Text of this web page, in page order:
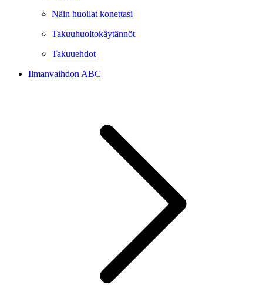
Näin huollat konettasi
Takuuhuoltokäytännöt
Takuuehdot
Ilmanvaihdon ABC